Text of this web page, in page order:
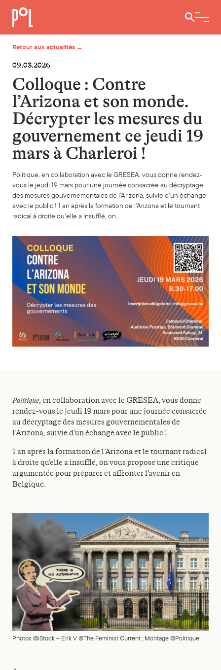
Ouvrir /
Retour aux actualités →
09.03.2026
Colloque : Contre
l’Arizona et son monde.
Décrypter les mesures du
gouvernement ce jeudi 19
mars à Charleroi !
Politique, en collaboration avec le GRESEA, vous donne rendez-
vous le jeudi 19 mars pour une journée consacrée au décryptage
des mesures gouvernementales de l’Arizona, suivie d’un échange
avec le public ! 1 an après la formation de l’Arizona et le tournant
radical à droite qu’elle a insufflé, on…
Politique, en collaboration avec le GRESEA, vous donne
rendez-vous le jeudi 19 mars pour une journée consacrée
au décryptage des mesures gouvernementales de
l’Arizona, suivie d’un échange avec le public !
1 an après la formation de l’Arizona et le tournant radical
à droite qu’elle a insufflé, on vous propose une critique
argumentée pour préparer et affronter l’avenir en
Belgique.
Photos ©iStock – Erik V ©The Feminist Current ; Montage ©Politique